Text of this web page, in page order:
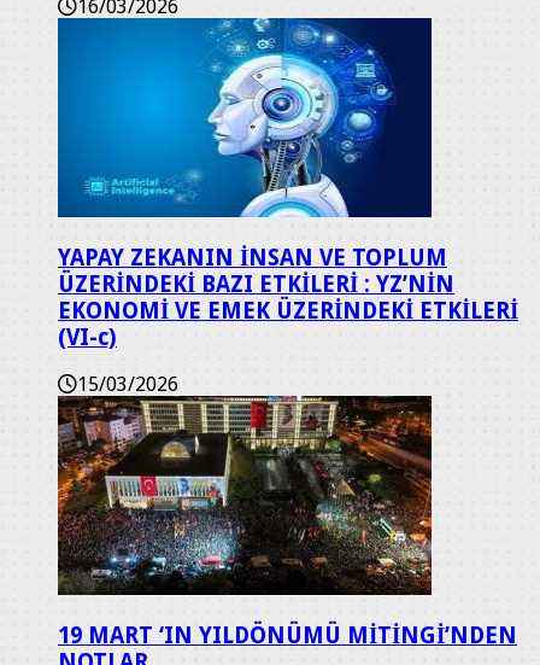
16/03/2026
YAPAY ZEKANIN İNSAN VE TOPLUM
ÜZERİNDEKİ BAZI ETKİLERİ : YZ’NİN
EKONOMİ VE EMEK ÜZERİNDEKİ ETKİLERİ
(VI-c)
15/03/2026
19 MART ‘IN YILDÖNÜMÜ MİTİNGİ’NDEN